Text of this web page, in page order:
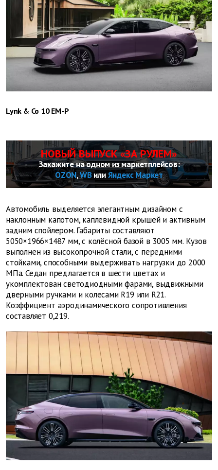
Lynk & Co 10 EM-P
НОВЫЙ ВЫПУСК «ЗА РУЛЕМ»
Закажите на одном из маркетплейсов:
OZON,WBилиЯндекс Маркет
Автомобиль выделяется элегантным дизайном с
наклонным капотом, каплевидной крышей и активным
задним спойлером. Габариты составляют
5050×1966×1487 мм, с колёсной базой в 3005 мм. Кузов
выполнен из высокопрочной стали, с передними
стойками, способными выдерживать нагрузки до 2000
МПа. Седан предлагается в шести цветах и
укомплектован светодиодными фарами, выдвижными
дверными ручками и колесами R19 или R21.
Коэффициент аэродинамического сопротивления
составляет 0,219.